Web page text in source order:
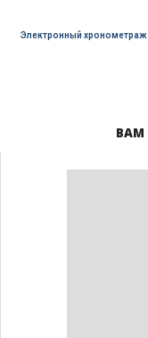
Электронный хронометраж,
ВАМ